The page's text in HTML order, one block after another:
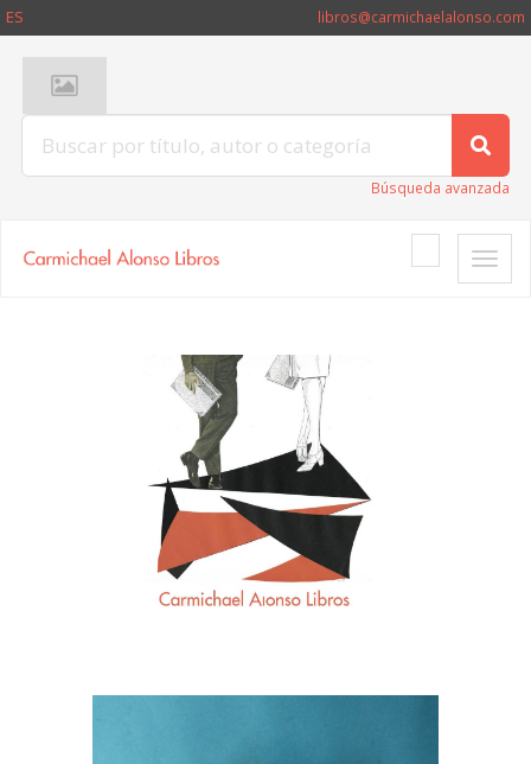
ES libros@carmichaelalonso.com
Búsqueda avanzada
Toggle